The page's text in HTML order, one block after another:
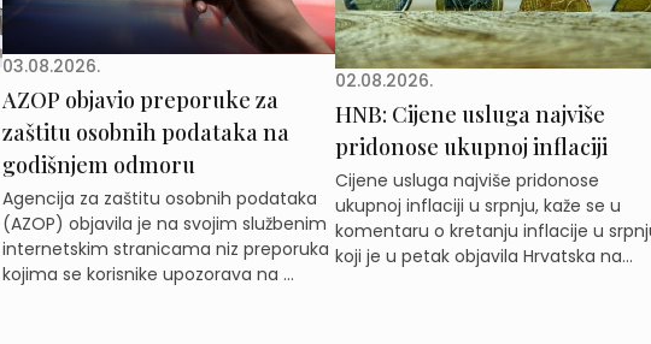
03.08.2026.
AZOP objavio preporuke za
zaštitu osobnih podataka na
godišnjem odmoru
Agencija za zaštitu osobnih podataka
(AZOP) objavila je na svojim službenim
internetskim stranicama niz preporuka
kojima se korisnike upozorava na ...
02.08.2026.
HNB: Cijene usluga najviše
pridonose ukupnoj inflaciji
Cijene usluga najviše pridonose
ukupnoj inflaciji u srpnju, kaže se u
komentaru o kretanju inflacije u
koji je u petak objavila Hrvatska na...